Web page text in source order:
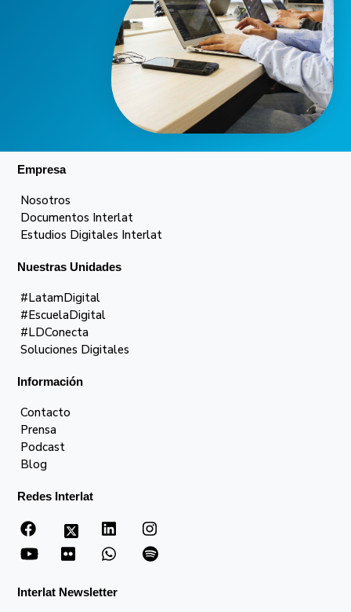
Empresa
Nosotros
Documentos Interlat
Estudios Digitales Interlat
Nuestras Unidades
#LatamDigital
#EscuelaDigital
#LDConecta
Soluciones Digitales
Información
Contacto
Prensa
Podcast
Blog
Redes Interlat
Interlat Newsletter